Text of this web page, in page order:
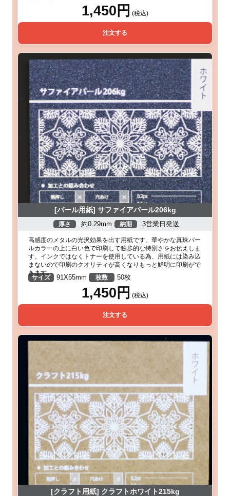
1,450円 (税込)
注文する
[パール用紙] サファイアパール206kg
厚さ 約0.29mm 納期 3営業日発送
高感度のメタルの光沢効果を出す用紙です。華やかな真珠パー
ルカラーの上に白い色で印刷して独歩的な特別さをお伝えしま
す。インクではなくトナーを使用している為、用紙には染み込
まないので印刷のクオリティが高くなりもっと鮮明に印刷がで
きます。
サイズ 91X55mm 枚数 50枚
1,450円 (税込)
注文する
[クラフト用紙] クラフトホワイト215kg